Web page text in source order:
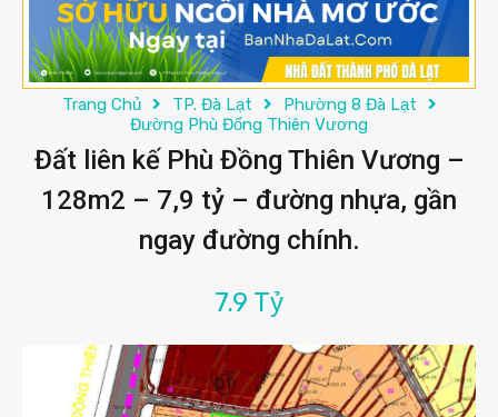
Trang Chủ TP. Đà Lạt
Phường 8 Đà Lạt
Đường Phù Đổng Thiên Vương
Đất liên kế Phù Đồng Thiên Vương –
128m2 – 7,9 tỷ – đường nhựa, gần
ngay đường chính.
7.9 Tỷ